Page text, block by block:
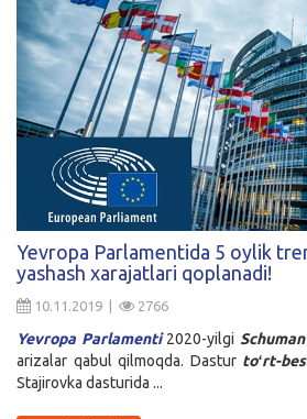
Yevropa Parlamentida 5 oylik
yashash xarajatlari qoplanadi!
10.11.2019 | 2766
Yevropa Parlamenti2020-yilgi
arizalar qabul qilmoqda. Dastur toʻrt-
Stajirovka dasturida ...